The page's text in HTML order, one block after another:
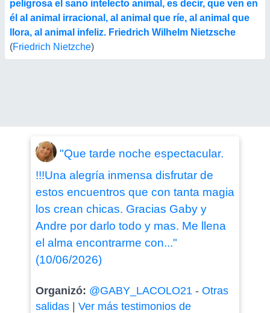
peligrosa el sano intelecto animal, es decir, que ven en
él al animal irracional, al animal que ríe, al animal que
llora, al animal infeliz. Friedrich Wilhelm Nietzsche
(Friedrich Nietzche)
"Que tarde noche espectacular.
!!!Una alegría inmensa disfrutar de
estos encuentros que con tanta magia
los crean chicas. Gracias Gaby y
Andre por darlo todo y mas. Me llena
el alma encontrarme con..."
(10/06/2026)
Organizó: @GABY_LACOLO21- Otras
salidas| Ver más testimonios de